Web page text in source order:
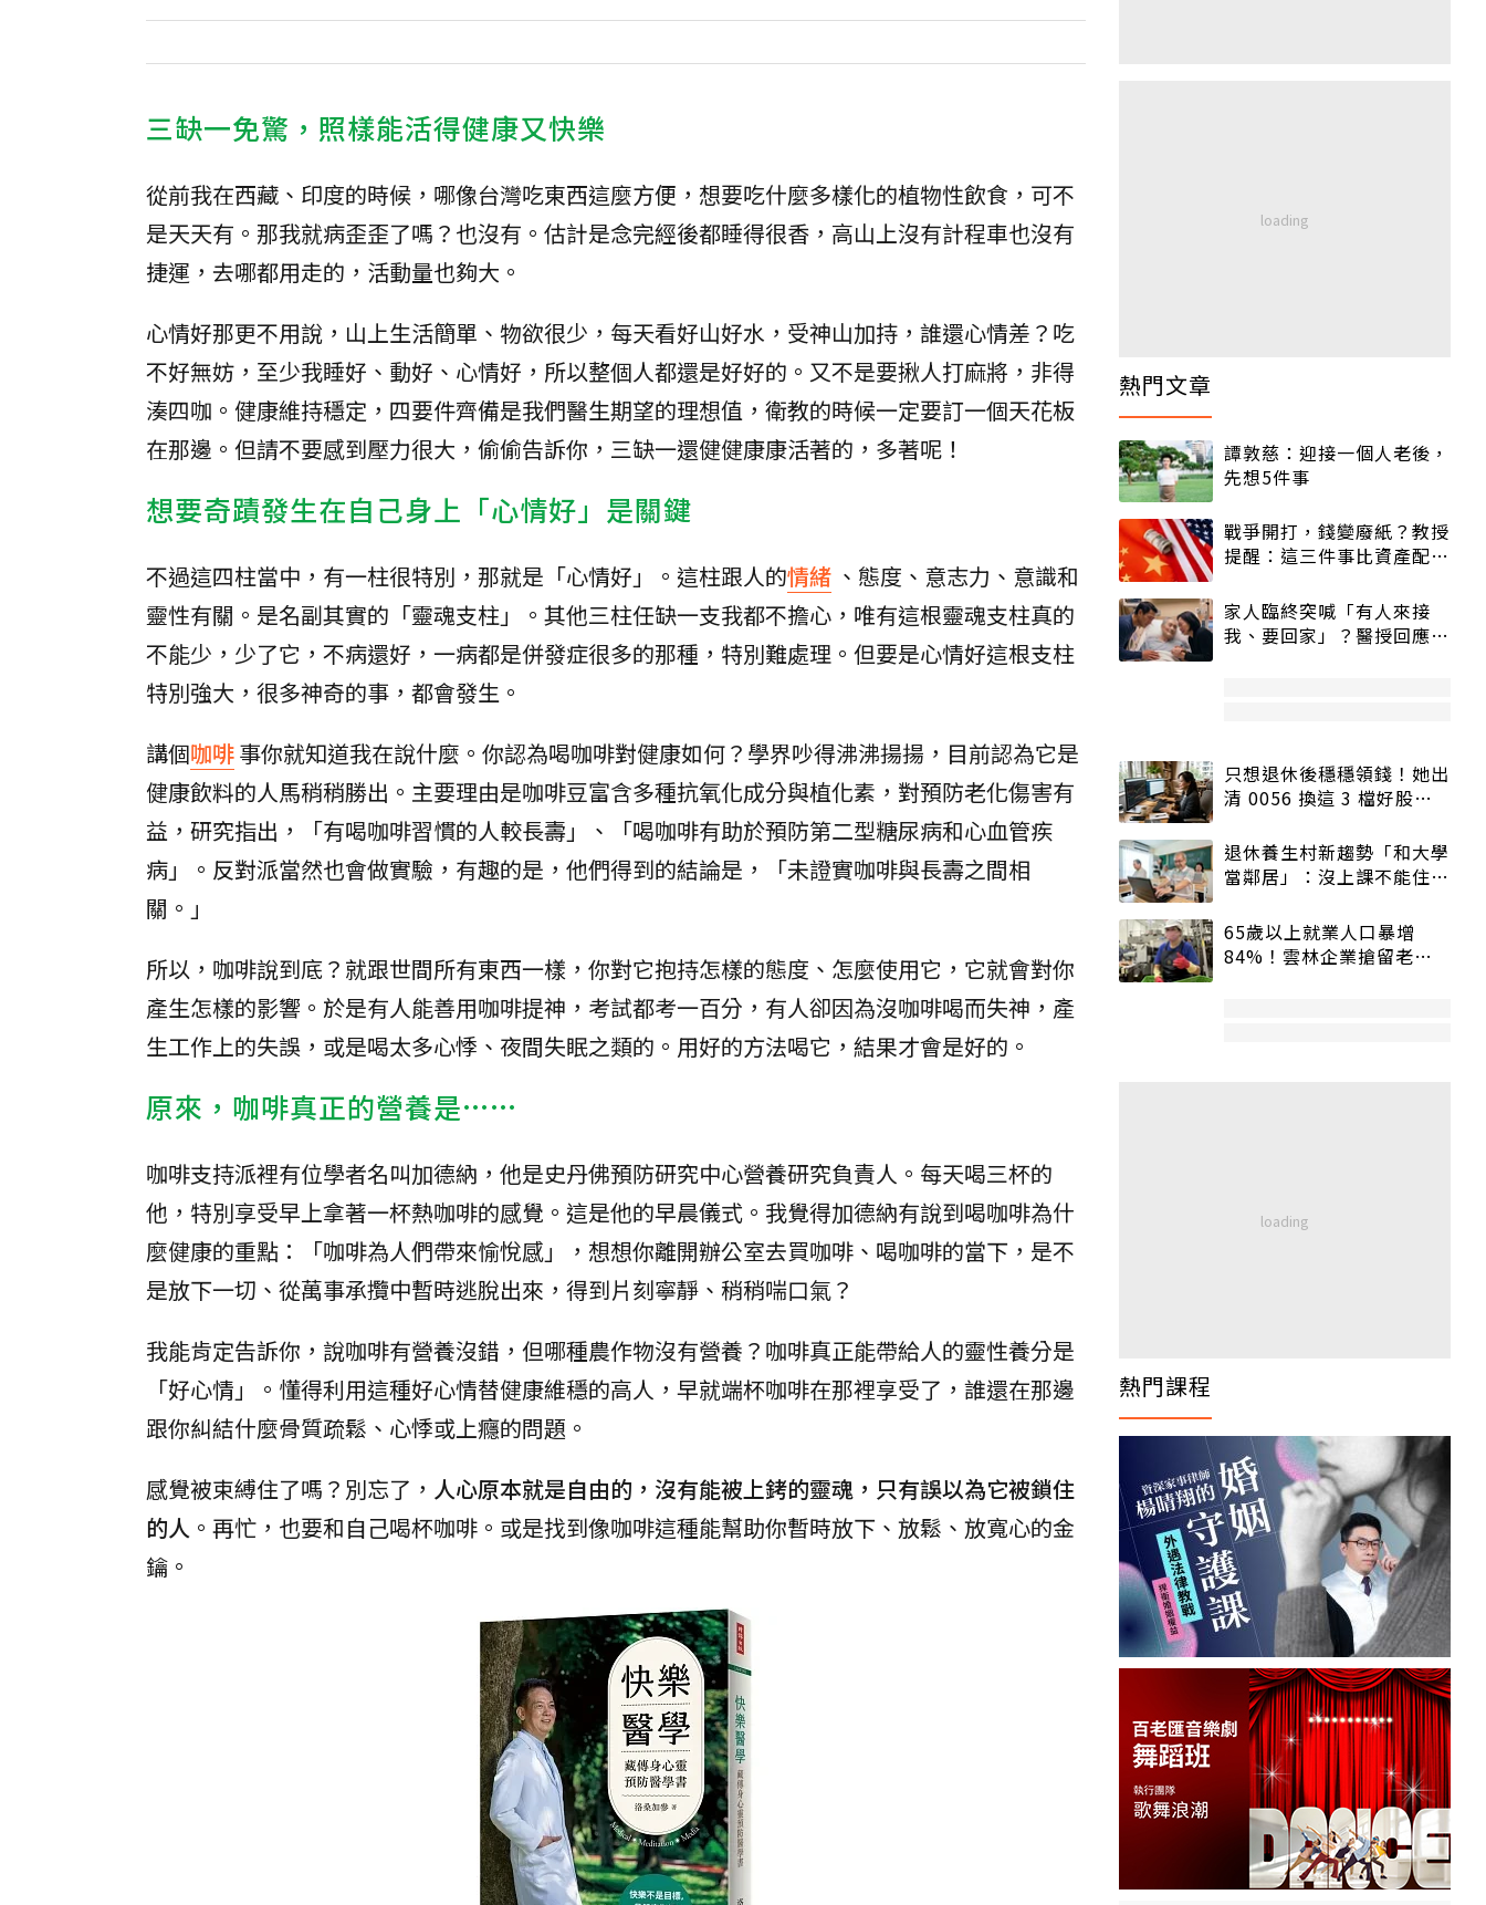
三缺一免驚，照樣能活得健康又快樂
從前我在西藏、印度的時候，哪像台灣吃東西這麼方便，想要吃什麼多樣化的植物性飲食，可不
是天天有。那我就病歪歪了嗎？也沒有。估計是念完經後都睡得很香，高山上沒有計程車也沒有
捷運，去哪都用走的，活動量也夠大。
心情好那更不用說，山上生活簡單、物欲很少，每天看好山好水，受神山加持，誰還心情差？吃
不好無妨，至少我睡好、動好、心情好，所以整個人都還是好好的。又不是要揪人打麻將，非得
湊四咖。健康維持穩定，四要件齊備是我們醫生期望的理想值，衛教的時候一定要訂一個天花板
在那邊。但請不要感到壓力很大，偷偷告訴你，三缺一還健健康康活著的，多著呢！
想要奇蹟發生在自己身上「心情好」是關鍵
不過這四柱當中，有一柱很特別，那就是「心情好」。這柱跟人的情緒 、態度、意志力、意識和
靈性有關。是名副其實的「靈魂支柱」。其他三柱任缺一支我都不擔心，唯有這根靈魂支柱真的
不能少，少了它，不病還好，一病都是併發症很多的那種，特別難處理。但要是心情好這根支柱
特別強大，很多神奇的事，都會發生。
講個咖啡事你就知道我在說什麼。你認為喝咖啡對健康如何？學界吵得沸沸揚揚，目前認為它是
健康飲料的人馬稍稍勝出。主要理由是咖啡豆富含多種抗氧化成分與植化素，對預防老化傷害有
益，研究指出，「有喝咖啡習慣的人較長壽」、「喝咖啡有助於預防第二型糖尿病和心血管疾
病」。反對派當然也會做實驗，有趣的是，他們得到的結論是，「未證實咖啡與長壽之間相
關。」
所以，咖啡說到底？就跟世間所有東西一樣，你對它抱持怎樣的態度、怎麼使用它，它就會對你
產生怎樣的影響。於是有人能善用咖啡提神，考試都考一百分，有人卻因為沒咖啡喝而失神，產
生工作上的失誤，或是喝太多心悸、夜間失眠之類的。用好的方法喝它，結果才會是好的。
原來，咖啡真正的營養是……
咖啡支持派裡有位學者名叫加德納，他是史丹佛預防研究中心營養研究負責人。每天喝三杯的
他，特別享受早上拿著一杯熱咖啡的感覺。這是他的早晨儀式。我覺得加德納有說到喝咖啡為什
麼健康的重點：「咖啡為人們帶來愉悅感」，想想你離開辦公室去買咖啡、喝咖啡的當下，是不
是放下一切、從萬事承攬中暫時逃脫出來，得到片刻寧靜、稍稍喘口氣？
我能肯定告訴你，說咖啡有營養沒錯，但哪種農作物沒有營養？咖啡真正能帶給人的靈性養分是
「好心情」。懂得利用這種好心情替健康維穩的高人，早就端杯咖啡在那裡享受了，誰還在那邊
跟你糾結什麼骨質疏鬆、心悸或上癮的問題。
感覺被束縛住了嗎？別忘了， 人心原本就是自由的，沒有能被上銬的靈魂，只有誤以為它被鎖住
的人 。再忙，也要和自己喝杯咖啡。或是找到像咖啡這種能幫助你暫時放下、放鬆、放寬心的金
鑰。
熱門文章
譚敦慈：迎接一個人老後，
先想5件事
戰爭開打，錢變廢紙？教授
提醒：這三件事比資產配置
家人臨終突喊「有人來接
我、要回家」？醫授回應方
只想退休後穩穩領錢！她出
清 0056 換這 3 檔好股：
退休養生村新趨勢「和大學
當鄰居」：沒上課不能住、
65歲以上就業人口暴增
84%！雲林企業搶留老員
熱門課程